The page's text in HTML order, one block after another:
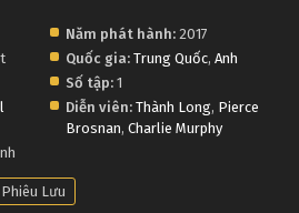
Năm phát hành: 2017
Quốc gia: Trung Quốc, Anh
Số tập: 1
Diễn viên: Thành Long, Pierce
Brosnan, Charlie Murphy
Phiêu Lưu